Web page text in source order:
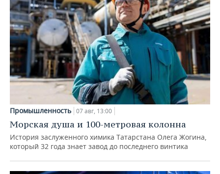
Промышленность 07 авг, 13:00
Морская душа и 100-метровая колонна
История заслуженного химика Татарстана Олега Жогина,
который 32 года знает завод до последнего винтика